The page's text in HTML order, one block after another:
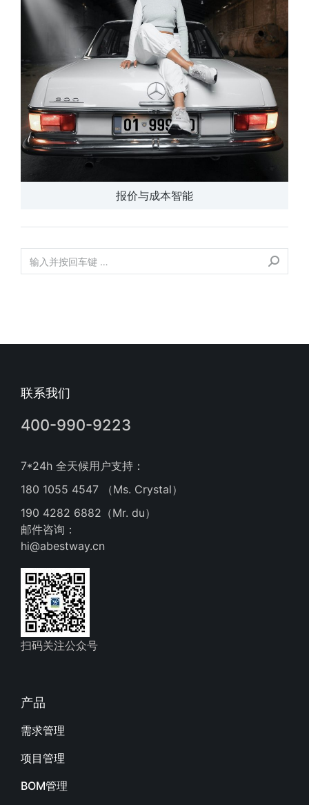
报价与成本智能
联系我们
400-990-9223
7*24h 全天候用户支持：
180 1055 4547 （Ms. Crystal）
190 4282 6882（Mr. du）
邮件咨询：
hi@abestway.cn
扫码关注公众号
产品
需求管理
项目管理
BOM管理